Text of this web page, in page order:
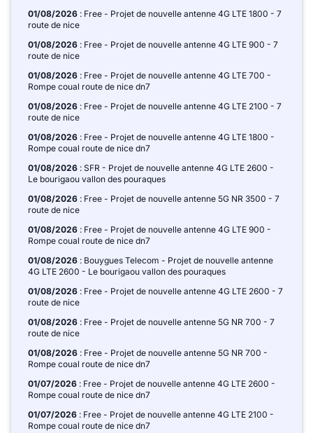
01/08/2026 : Free - Projet de nouvelle antenne 4G LTE 1800 - 7
route de nice
01/08/2026 : Free - Projet de nouvelle antenne 4G LTE 900 - 7
route de nice
01/08/2026 : Free - Projet de nouvelle antenne 4G LTE 700 -
Rompe coual route de nice dn7
01/08/2026 : Free - Projet de nouvelle antenne 4G LTE 2100 - 7
route de nice
01/08/2026 : Free - Projet de nouvelle antenne 4G LTE 1800 -
Rompe coual route de nice dn7
01/08/2026 : SFR - Projet de nouvelle antenne 4G LTE 2600 -
Le bourigaou vallon des pouraques
01/08/2026 : Free - Projet de nouvelle antenne 5G NR 3500 - 7
route de nice
01/08/2026 : Free - Projet de nouvelle antenne 4G LTE 900 -
Rompe coual route de nice dn7
01/08/2026 : Bouygues Telecom - Projet de nouvelle antenne
4G LTE 2600 - Le bourigaou vallon des pouraques
01/08/2026 : Free - Projet de nouvelle antenne 4G LTE 2600 - 7
route de nice
01/08/2026 : Free - Projet de nouvelle antenne 5G NR 700 - 7
route de nice
01/08/2026 : Free - Projet de nouvelle antenne 5G NR 700 -
Rompe coual route de nice dn7
01/07/2026 : Free - Projet de nouvelle antenne 4G LTE 2600 -
Rompe coual route de nice dn7
01/07/2026 : Free - Projet de nouvelle antenne 4G LTE 2100 -
Rompe coual route de nice dn7